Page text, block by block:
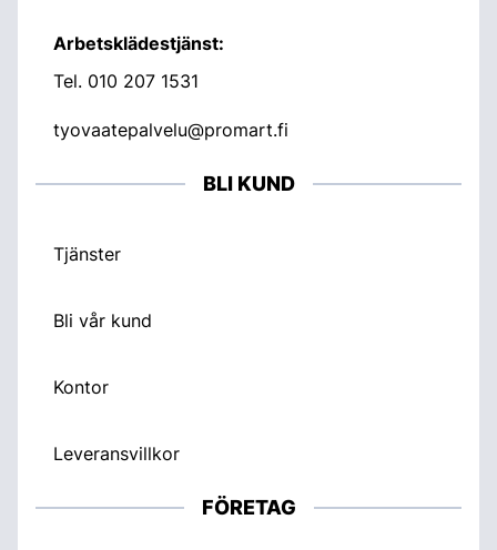
Arbetsklädestjänst:
Tel. 010 207 1531
tyovaatepalvelu@promart.fi
BLI KUND
Tjänster
Bli vår kund
Kontor
Leveransvillkor
FÖRETAG